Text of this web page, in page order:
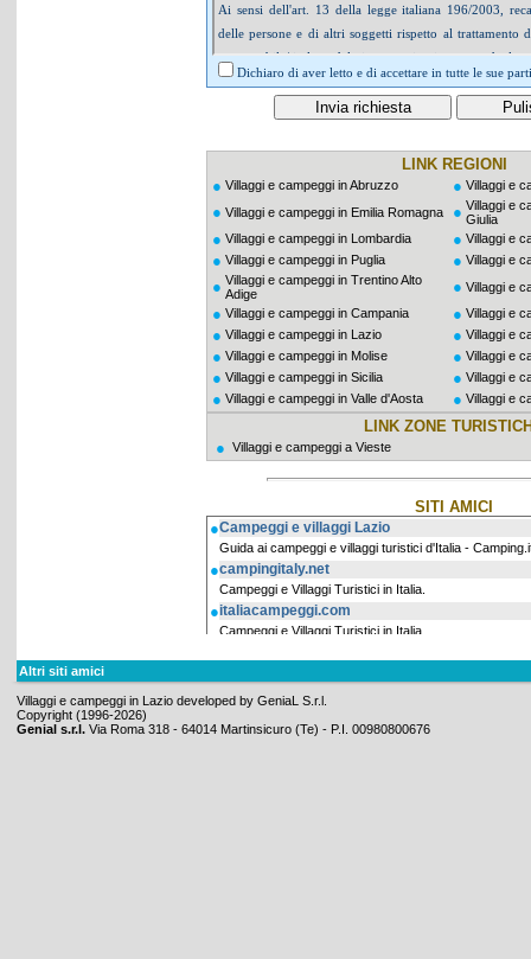
Dichiaro di aver letto e di accettare in tutte le sue
LINK REGIONI
● Villaggi e campeggi in Abruzzo ● Villaggi e
● Villaggi e campeggi in Emilia Romagna ● Villaggi e
Giulia
● Villaggi e campeggi in Lombardia ● Villaggi e
● Villaggi e campeggi in Puglia ● Villaggi e
● Villaggi e campeggi in Trentino Alto
Adige
● Villaggi e
● Villaggi e campeggi in Campania ● Villaggi e
● Villaggi e campeggi in Lazio ● Villaggi e
● Villaggi e campeggi in Molise ● Villaggi e
● Villaggi e campeggi in Sicilia ● Villaggi e
● Villaggi e campeggi in Valle d'Aosta ● Villaggi e
LINK ZONE
● Villaggi e campeggi a Vieste
SITI AMICI
●Campeggi e villaggi Lazio
Guida ai campeggi e villaggi turistici d'Italia -
●campingitaly.net
Campeggi e Villaggi Turistici in Italia.
●italiacampeggi.com
Campeggi e Villaggi Turistici in Italia.
Altri siti amici
Villaggi e campeggi in Lazio developed by GeniaL S.r.l.
Copyright (1996-2026)
Genial s.r.l. Via Roma 318 - 64014 Martinsicuro (Te) - P.I. 00980800676